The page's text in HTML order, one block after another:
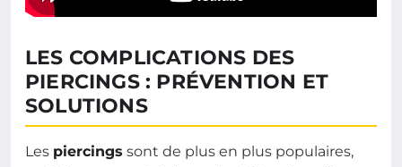
LES COMPLICATIONS DES
PIERCINGS : PRÉVENTION ET
SOLUTIONS
Les piercings sont de plus en plus populaires,